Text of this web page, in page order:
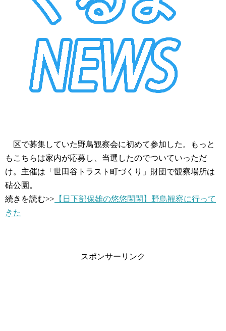
区で募集していた野鳥観察会に初めて参加した。もっと
もこちらは家内が応募し、当選したのでついていっただ
け。主催は「世田谷トラスト町づくり」財団で観察場所は
砧公園。
続きを読む>> 【日下部保雄の悠悠閑閑】野鳥観察に行って
きた
スポンサーリンク